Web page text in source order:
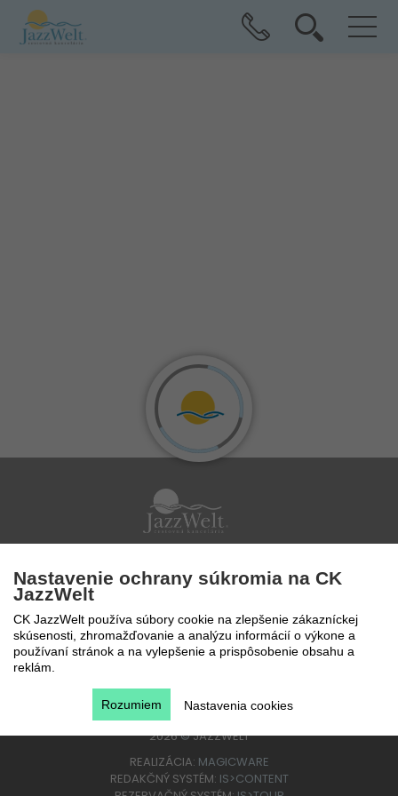
Po - Pi 9 - 17 hod
0850 777 888
2026©JAZZWELT
REALIZÁCIA: MAGICWARE
REDAKČNÝ SYSTÉM: IS>CONTENT
Nastavenie ochrany súkromia na CK
JazzWelt
CK JazzWelt používa súbory cookie na zlepšenie zákazníckej
skúsenosti, zhromažďovanie a analýzu informácií o výkone a
používaní stránok a na vylepšenie a prispôsobenie obsahu a
reklám.
Nastavenia cookies
Rozumiem